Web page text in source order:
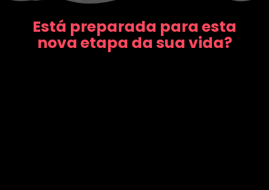
Está preparada para esta
nova etapa da sua vida?